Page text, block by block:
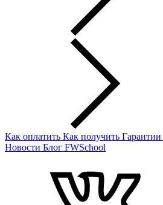
Как оплатить Как получить Гарантии
Новости Блог FWSchool